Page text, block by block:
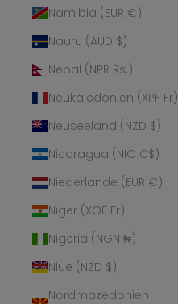
Namibia (EUR €)
Nauru (AUD $)
Nepal (NPR Rs.)
Neukaledonien (XPF Fr)
Neuseeland (NZD $)
Nicaragua (NIO C$)
Niederlande (EUR €)
Niger (XOF Fr)
Nigeria (NGN ₦)
Niue (NZD $)
Nordmazedonien